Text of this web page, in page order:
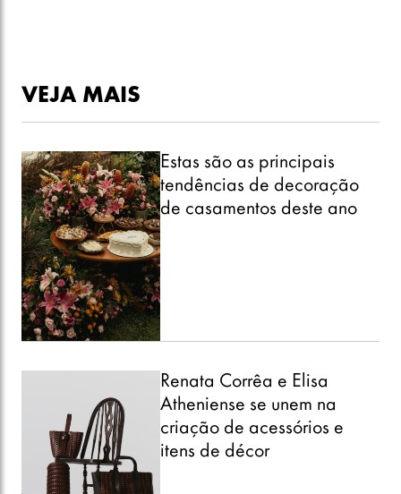
VEJA MAIS
Estas são as principais
tendências de decoração
de casamentos deste ano
Renata Corrêa e Elisa
Atheniense se unem na
criação de acessórios e
itens de décor